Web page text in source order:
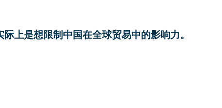
上是想限制中国在全球贸易中的影响力。